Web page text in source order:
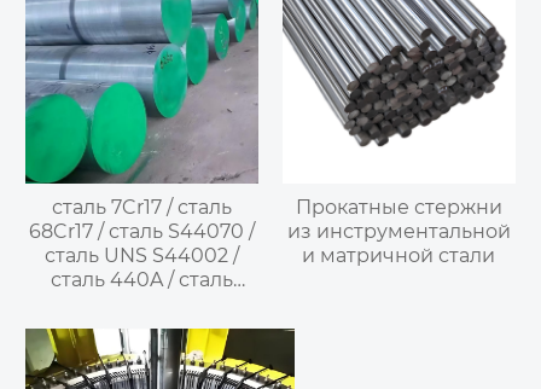
сталь 7Cr17 / сталь
68Cr17 / сталь S44070 /
сталь UNS S44002 /
сталь 440A / сталь
высокохромистая
мартенситная
нержавеющая сталь
Прокатные стержни
из инструментальной
и матричной стали